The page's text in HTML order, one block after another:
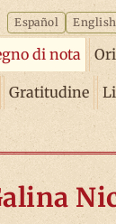
Español English
di nota
Gratitudine